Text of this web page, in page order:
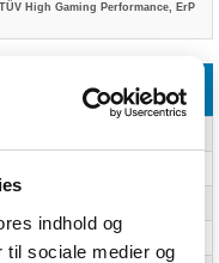
indhold og
til sociale medier og
High Gaming Performance, ErP